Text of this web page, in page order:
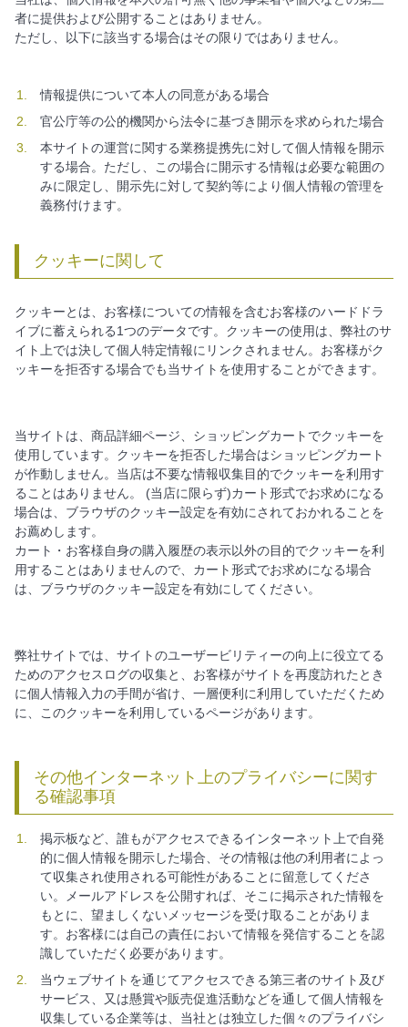
者に提供および公開することはありません。
ただし、以下に該当する場合はその限りではありません。
情報提供について本人の同意がある場合
官公庁等の公的機関から法令に基づき開示を求められた場合
本サイトの運営に関する業務提携先に対して個人情報を開示
する場合。ただし、この場合に開示する情報は必要な範囲の
みに限定し、開示先に対して契約等により個人情報の管理を
義務付けます。
クッキーに関して
クッキーとは、お客様についての情報を含むお客様のハードドラ
イブに蓄えられる1つのデータです。クッキーの使用は、弊社のサ
イト上では決して個人特定情報にリンクされません。お客様がク
ッキーを拒否する場合でも当サイトを使用することができます。
当サイトは、商品詳細ページ、ショッピングカートでクッキーを
使用しています。クッキーを拒否した場合はショッピングカート
が作動しません。当店は不要な情報収集目的でクッキーを利用す
ることはありません。 (当店に限らず)カート形式でお求めになる
場合は、ブラウザのクッキー設定を有効にされておかれることを
お薦めします。
カート・お客様自身の購入履歴の表示以外の目的でクッキーを利
用することはありませんので、カート形式でお求めになる場合
は、ブラウザのクッキー設定を有効にしてください。
弊社サイトでは、サイトのユーザービリティーの向上に役立てる
ためのアクセスログの収集と、お客様がサイトを再度訪れたとき
に個人情報入力の手間が省け、一層便利に利用していただくため
に、このクッキーを利用しているページがあります。
その他インターネット上のプライバシーに関す
る確認事項
掲示板など、誰もがアクセスできるインターネット上で自発
的に個人情報を開示した場合、その情報は他の利用者によっ
て収集され使用される可能性があることに留意してくださ
い。メールアドレスを公開すれば、そこに掲示された情報を
もとに、望ましくないメッセージを受け取ることがありま
す。お客様には自己の責任において情報を発信することを認
識していただく必要があります。
当ウェブサイトを通じてアクセスできる第三者のサイト及び
サービス、又は懸賞や販売促進活動などを通して個人情報を
収集している企業等は、当社とは独立した個々のプライバシ